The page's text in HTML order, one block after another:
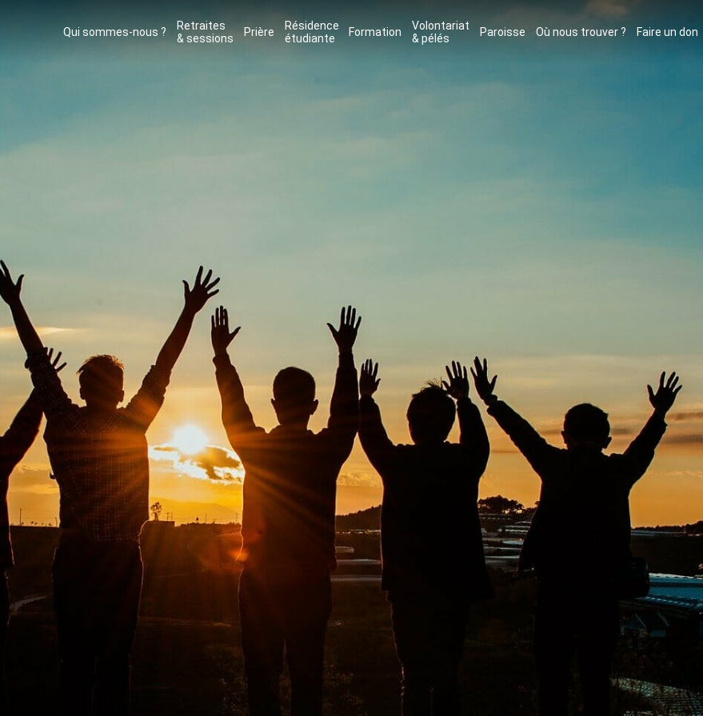
Qui sommes-nous ?
Retraites
& sessions
Prière
Résidence
étudiante
Formation
Volontariat
& pélés
Paroisse Où nous trouver ? Faire un don